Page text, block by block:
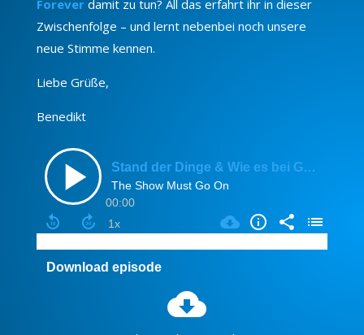
Foreverdamit zu tun? All das erfahrt ihr in dieser
Zwischenfolge – und lernt nebenbei noch unsere
neue Stimme kennen.
Liebe Grüße,
Benedikt